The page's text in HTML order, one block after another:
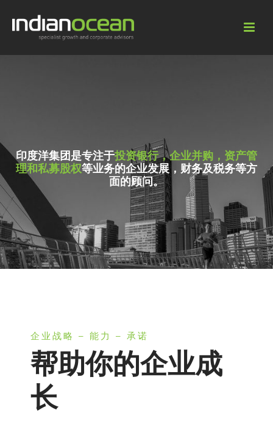
印度洋集团是专注于投资银行，企业并购，资产管
理和私募股权等业务的企业发展，财务及税务等方
面的顾问。
企业战略 – 能力 – 承诺
帮助你的企业成
长